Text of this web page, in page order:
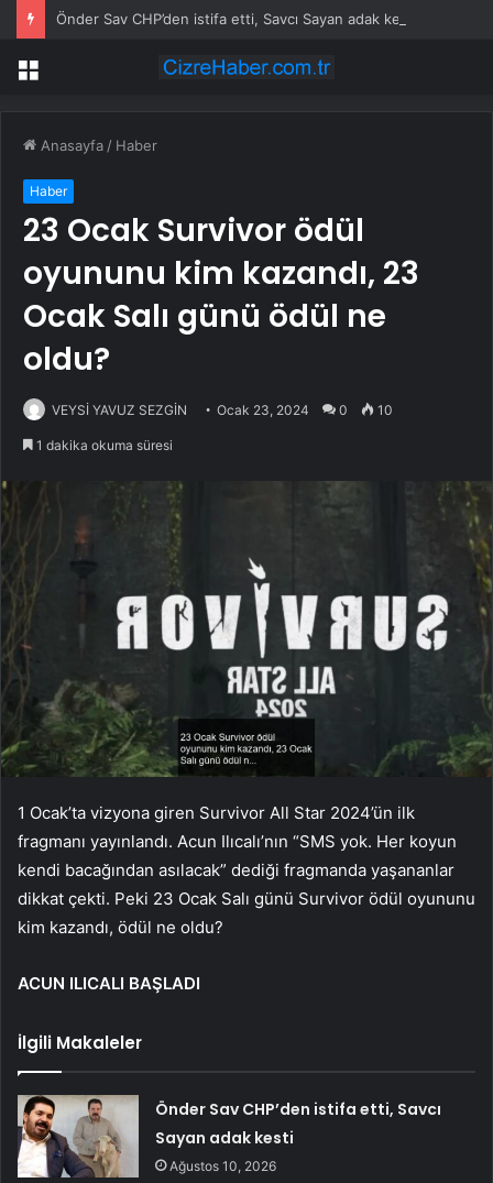
Önder Sav CHP’den istifa etti, Savcı Sayan adak kesti
Menü
Anasayfa / Haber
Haber
23 Ocak Survivor ödül
oyununu kim kazandı, 23
Ocak Salı günü ödül ne
oldu?
VEYSİ YAVUZ SEZGİN Ocak 23, 2024 0 10
1 dakika okuma süresi
1 Ocak’ta vizyona giren Survivor All Star 2024’ün ilk
fragmanı yayınlandı. Acun Ilıcalı’nın “SMS yok. Her koyun
kendi bacağından asılacak” dediği fragmanda yaşananlar
dikkat çekti. Peki 23 Ocak Salı günü Survivor ödül oyununu
kim kazandı, ödül ne oldu?
ACUN ILICALI BAŞLADI
İlgili Makaleler
Önder Sav CHP’den istifa etti, Savcı
Sayan adak kesti
Ağustos 10, 2026